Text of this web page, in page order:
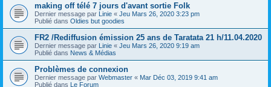
making off télé 7 jours d'avant sortie Folk
Dernier message par Linie « Jeu Mars 26, 2020 3:23 pm
Publié dans Oldies but goodies
FR2 /Rediffusion émission 25 ans de Taratata 21 h/11.04.2020
Dernier message par Linie « Jeu Mars 26, 2020 9:19 am
Publié dans News & Médias
Problèmes de connexion
Dernier message par Webmaster « Mar Déc 03, 2019 9:41 am
Publié dans Le Forum